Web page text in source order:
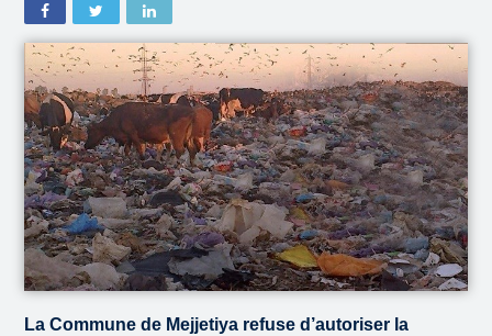
La Commune de Mejjetiya refuse d’autoriser la